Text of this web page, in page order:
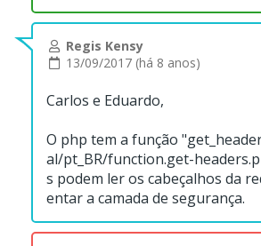
Regis Kensy
13/09/2017 (há 8 anos)
Carlos e Eduardo,
O php tem a função
al/pt_BR/function.get-
s podem ler os cabeçalhos da
entar a camada de segurança.